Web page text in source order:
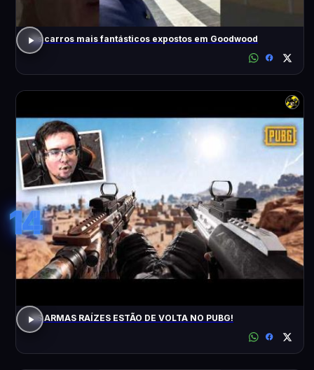
Os carros mais fantásticos expostos em Goodwood
14
AS ARMAS RAÍZES ESTÃO DE VOLTA NO PUBG!